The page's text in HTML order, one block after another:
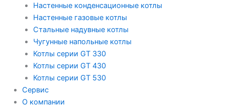
Настенные конденсационные котлы
Настенные газовые котлы
Стальные надувные котлы
Чугунные напольные котлы
Котлы серии GT 330
Котлы серии GT 430
Котлы серии GT 530
Сервис
О компании